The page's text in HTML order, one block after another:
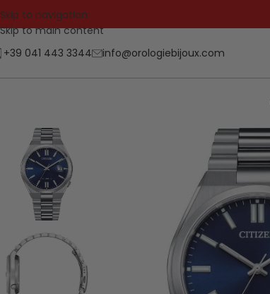
Skip to navigation
Skip to main content
+39 041 443 3344 info@orologiebijoux.com